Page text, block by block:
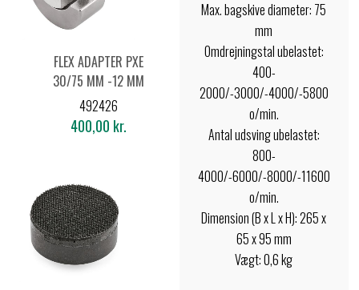
FLEX ADAPTER PXE
30/75 MM -12 MM
UDSVING
492426
400,00 kr.
Max. bagskive diameter: 75
mm
Omdrejningstal ubelastet:
400-
2000/-3000/-4000/-5800
o/min.
Antal udsving ubelastet:
800-
4000/-6000/-8000/-11600
o/min.
Dimension (B x L x H): 265 x
65 x 95 mm
Vægt: 0,6 kg